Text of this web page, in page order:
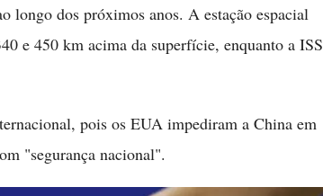
longo dos próximos anos. A estação espacial
e 450 km acima da superfície, enquanto a ISS
pois os EUA impediram a China em
"segurança nacional".